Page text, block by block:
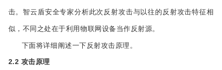
击。智云盾安全专家分析此次反射攻击与以往的反射攻击特征相
似，不同之处在于利用物联网设备当作反射源。
下面将详细阐述一下反射攻击原理。
2.2 攻击原理